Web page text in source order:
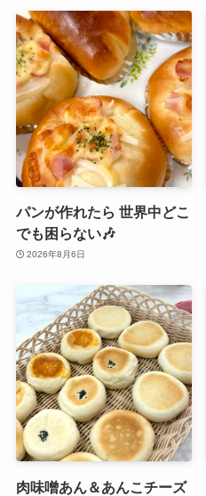
パンが作れたら 世界中どこ
でも困らない🎶
2026年8月6日
肉味噌あん＆あんこチーズ